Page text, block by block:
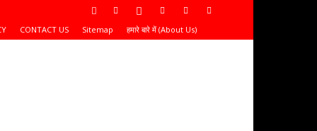
CONTACT US Sitemap हमारे बारे में (About Us)